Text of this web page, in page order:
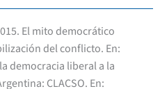
El mito democrático
del conflicto. En:
democracia liberal a la
CLACSO. En: